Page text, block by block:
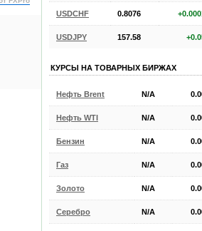
USDCHF 0.8076
USDJPY 157.58
КУРСЫ НА ТОВАРНЫХ БИРЖАХ
Нефть Brent N/A
Нефть WTI N/A
Бензин N/A
Газ N/A
Золото N/A
Серебро N/A